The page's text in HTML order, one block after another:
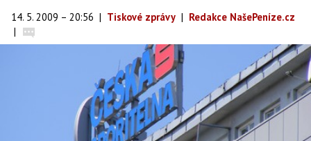
14. 5. 2009 – 20:56 | Tiskové zprávy | Redakce NašePeníze.cz
|